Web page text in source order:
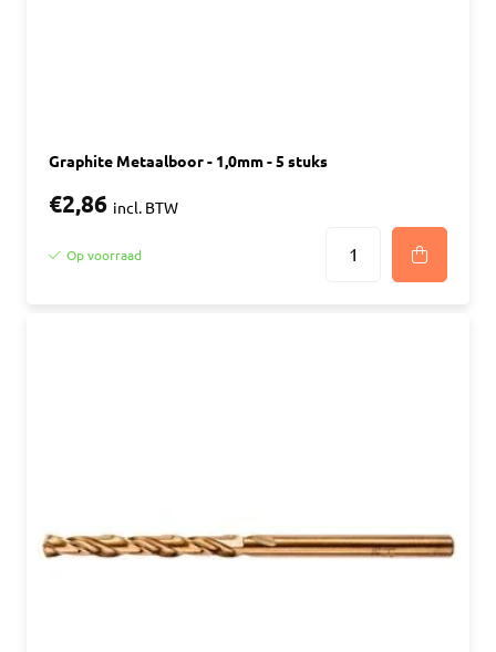
Graphite Metaalboor - 1,0mm - 5 stuks
€2,86 incl. BTW
Op voorraad